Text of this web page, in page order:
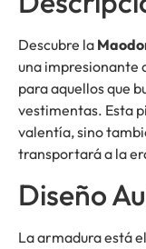
Descubre la
una impresionante
para aquellos que
vestimentas. Esta
valentía, sino
transportará a la
Diseño
La armadura está